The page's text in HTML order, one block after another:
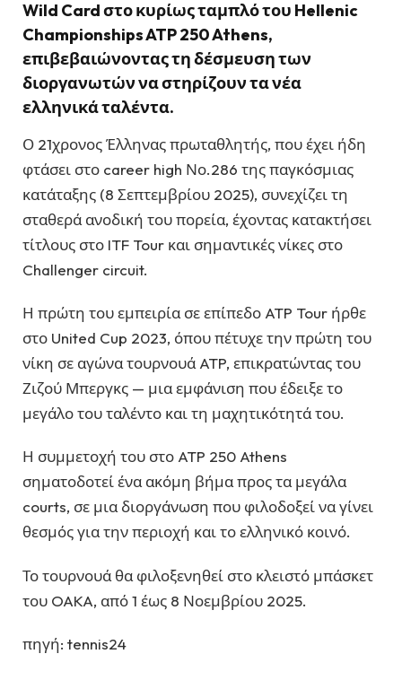
Wild Card στο κυρίως ταμπλό του Hellenic
Championships ATP 250 Athens,
επιβεβαιώνοντας τη δέσμευση των
διοργανωτών να στηρίζουν τα νέα
ελληνικά ταλέντα.
Ο 21χρονος Έλληνας πρωταθλητής, που έχει ήδη
φτάσει στο career high Νο.286 της παγκόσμιας
κατάταξης (8 Σεπτεμβρίου 2025), συνεχίζει τη
σταθερά ανοδική του πορεία, έχοντας κατακτήσει
τίτλους στο ITF Tour και σημαντικές νίκες στο
Challenger circuit.
Η πρώτη του εμπειρία σε επίπεδο ATP Tour ήρθε
στο United Cup 2023, όπου πέτυχε την πρώτη του
νίκη σε αγώνα τουρνουά ATP, επικρατώντας του
Ζιζού Μπεργκς — μια εμφάνιση που έδειξε το
μεγάλο του ταλέντο και τη μαχητικότητά του.
Η συμμετοχή του στο ATP 250 Athens
σηματοδοτεί ένα ακόμη βήμα προς τα μεγάλα
courts, σε μια διοργάνωση που φιλοδοξεί να γίνει
θεσμός για την περιοχή και το ελληνικό κοινό.
Το τουρνουά θα φιλοξενηθεί στο κλειστό μπάσκετ
του OAKA, από 1 έως 8 Νοεμβρίου 2025.
πηγή: tennis24